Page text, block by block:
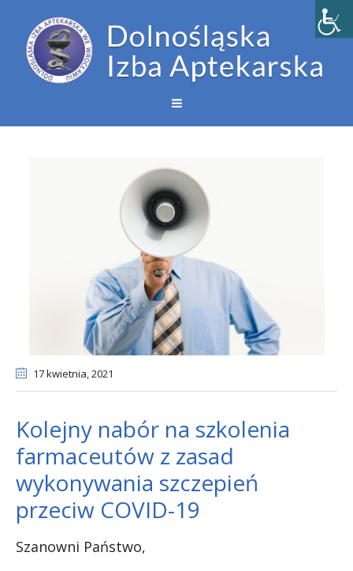
17 kwietnia, 2021
Kolejny nabór na szkolenia
farmaceutów z zasad
wykonywania szczepień
przeciw COVID-19
Szanowni Państwo,